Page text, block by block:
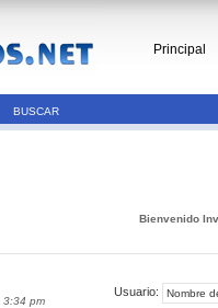
Principal
BUSCAR
Bienvenido
3:34 pm
Usuario: